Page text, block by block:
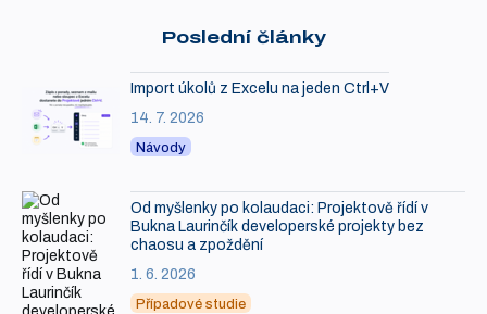
Poslední články
Import úkolů z Excelu na jeden Ctrl+V
14. 7. 2026
Návody
Od myšlenky po kolaudaci: Projektově řídí v
Bukna Laurinčík developerské projekty bez
chaosu a zpoždění
1. 6. 2026
Případové studie